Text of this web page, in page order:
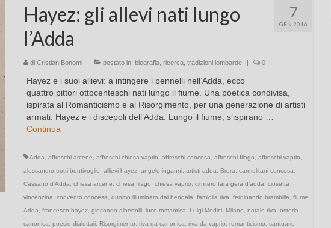
7
GEN 2016
Hayez: gli allevi nati lungo
l’Adda
di Cristian Bonomi| postato in: biografia, ricerca, tradizioni lombarde | 0
Hayez e i suoi allievi: a intingere i pennelli nell’Adda, ecco
quattro pittori ottocenteschi nati lungo il fiume. Una poetica condivisa,
ispirata al Romanticismo e al Risorgimento, per una generazione di artisti
armati. Hayez e i discepoli dell’Adda. Lungo il fiume, s’ispirano …
Continua
Adda affreschi arcene affreschi chiesa vaprio affreschi concesa affreschi filago affreschi vaprio
alessandro trotti bentivoglio
allievi hayez, angelo inganni, artisti adda Brera carmelitani concesa
Cassano d'Adda
chiesa arcene chiesa filago chiesa vaprio cimitero fara gera d’adda
ciosetta
vincenzina
convento concesa duomo illuminato dai bengala famiglia riva ferdinando brambilla
fiume
Adda
francesco hayez, giocondo albertolli, luce romantica Luigi Medici, Milano natale riva
osteria
canonica
poesie dialettali, Risorgimento riva da canonica riva da vaprio romanticismo
santuario